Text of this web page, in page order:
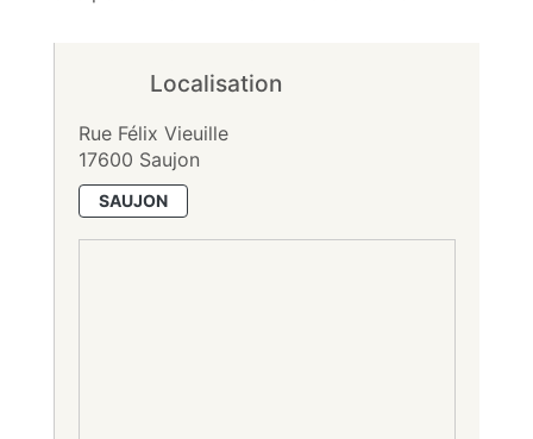
Localisation
Rue Félix Vieuille
17600 Saujon
SAUJON